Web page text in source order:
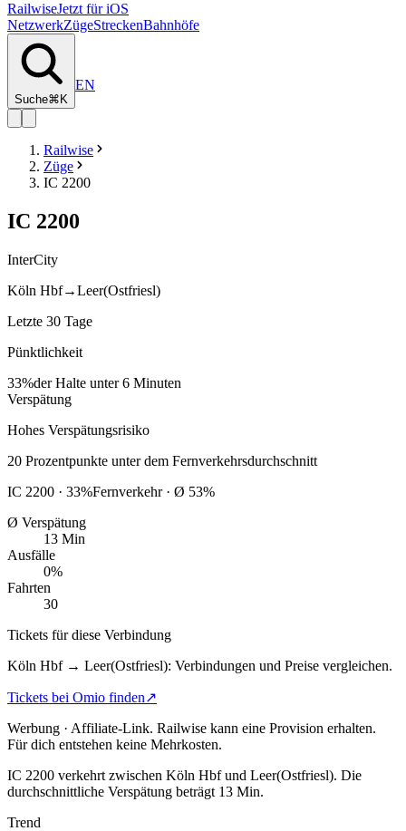
RailwiseJetzt für iOS
NetzwerkZügeStreckenBahnhöfe
Suche⌘K
EN
Railwise
Züge
IC 2200
IC 2200
InterCity
Köln Hbf→Leer(Ostfriesl)
Letzte 30 Tage
Pünktlichkeit
33%der Halte unter 6 Minuten
Verspätung
Hohes Verspätungsrisiko
20 Prozentpunkte unter dem Fernverkehrsdurchschnitt
IC 2200 · 33%Fernverkehr · Ø 53%
Ø Verspätung
13 Min
Ausfälle
0%
Fahrten
30
Tickets für diese Verbindung
Köln Hbf → Leer(Ostfriesl): Verbindungen und Preise vergleichen.
Tickets bei Omio finden↗
Werbung · Affiliate-Link. Railwise kann eine Provision erhalten.
Für dich entstehen keine Mehrkosten.
IC 2200 verkehrt zwischen Köln Hbf und Leer(Ostfriesl). Die
durchschnittliche Verspätung beträgt 13 Min.
Trend